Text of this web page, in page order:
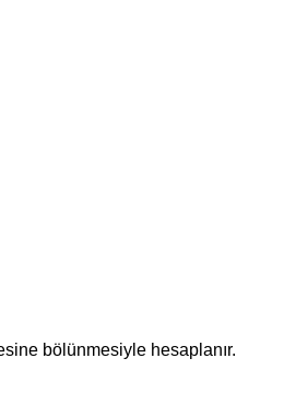
bölünmesiyle hesaplanır.